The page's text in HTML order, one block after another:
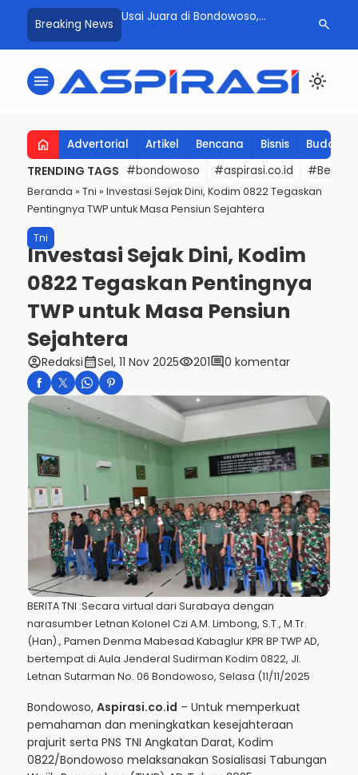
Breaking News
di Bondowoso,
Farm Kembali Tak
Borong Juara 1 di
Ikuti Maps, Truk Terjun ke
Bondowoso Makan Korban
Angin
Pohon
Atasi
search
menu light_mode
home Advertorial Artikel Bencana Bisnis Budaya
TRENDING TAGS #bondowoso #aspirasi.co.id #Berita
Beranda » Tni » Investasi Sejak Dini, Kodim 0822 Tegaskan
Pentingnya TWP untuk Masa Pensiun Sejahtera
Tni
Investasi Sejak Dini, Kodim
0822 Tegaskan Pentingnya
TWP untuk Masa Pensiun
Sejahtera
account_circleRedaksicalendar_monthSel, 11 Nov 2025visibility201comment0 komentar
BERITA TNI :Secara virtual dari Surabaya dengan
narasumber Letnan Kolonel Czi A.M. Limbong, S.T., M.Tr.
(Han)., Pamen Denma Mabesad Kabaglur KPR BP TWP AD,
bertempat di Aula Jenderal Sudirman Kodim 0822, Jl.
Letnan Sutarman No. 06 Bondowoso, Selasa (11/11/2025
Bondowoso, Aspirasi.co.id – Untuk memperkuat
pemahaman dan meningkatkan kesejahteraan
prajurit serta PNS TNI Angkatan Darat, Kodim
0822/Bondowoso melaksanakan Sosialisasi Tabungan